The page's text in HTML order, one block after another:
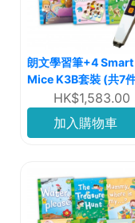
朗文學習筆+4 Smart
Mice K3B套裝 (共7
HK$1,583.00
加入購物車